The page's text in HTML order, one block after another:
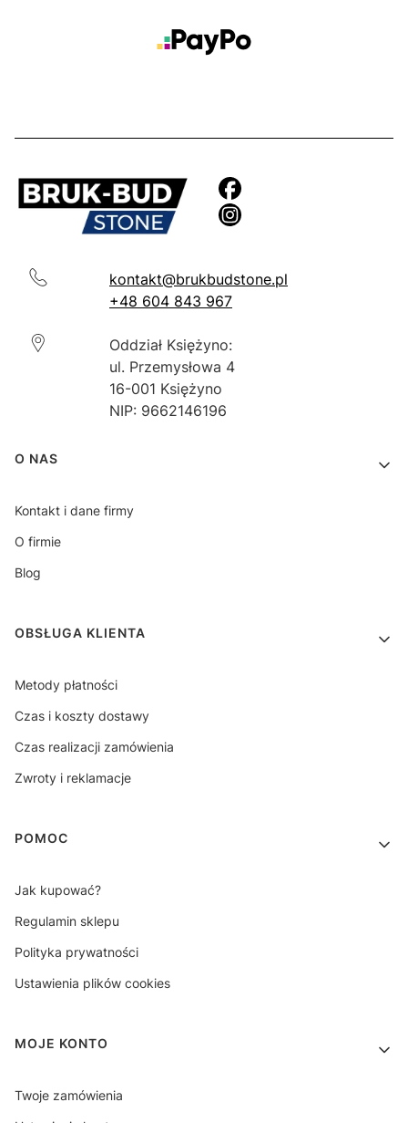
kontakt@brukbudstone.pl
+48 604 843 967
Oddział Księżyno:
ul. Przemysłowa 4
16-001 Księżyno
NIP: 9662146196
Linki w stopce
O NAS
Kontakt i dane firmy
O firmie
Blog
OBSŁUGA KLIENTA
Metody płatności
Czas i koszty dostawy
Czas realizacji zamówienia
Zwroty i reklamacje
POMOC
Jak kupować?
Regulamin sklepu
Polityka prywatności
Ustawienia plików cookies
MOJE KONTO
Twoje zamówienia